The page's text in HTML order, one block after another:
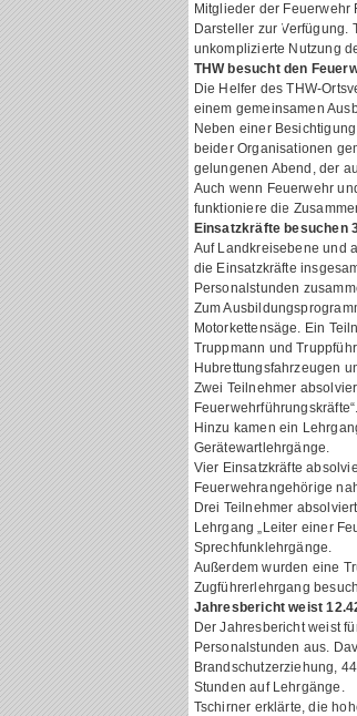
Mitglieder der
Darsteller zur Verfügung.
unkomplizierte Nutzung
THW besucht den
Die Helfer des THW-
einem gemeinsamen
Neben einer
beider Organisationen
gelungenen Abend, der
Auch wenn Feuerwehr
funktioniere die
Einsatzkräfte besuchen
Auf Landkreisebene und
die Einsatzkräfte
Personalstunden
Zum
Motorkettensäge. Ein
Truppmann und
Hubrettungsfahrzeugen
Zwei Teilnehmer
Hinzu kamen ein
Gerätewartlehrgänge.
Vier Einsatzkräfte
Feuerwehrangehörige
Drei Teilnehmer
Lehrgang „Leiter einer
Sprechfunklehrgänge.
Außerdem wurden eine
Zugführerlehrgang
Jahresbericht weist
Der Jahresbericht weist
Personalstunden aus.
Brandschutzerziehung,
Stunden auf Lehrgänge.
Tschirner erklärte, die